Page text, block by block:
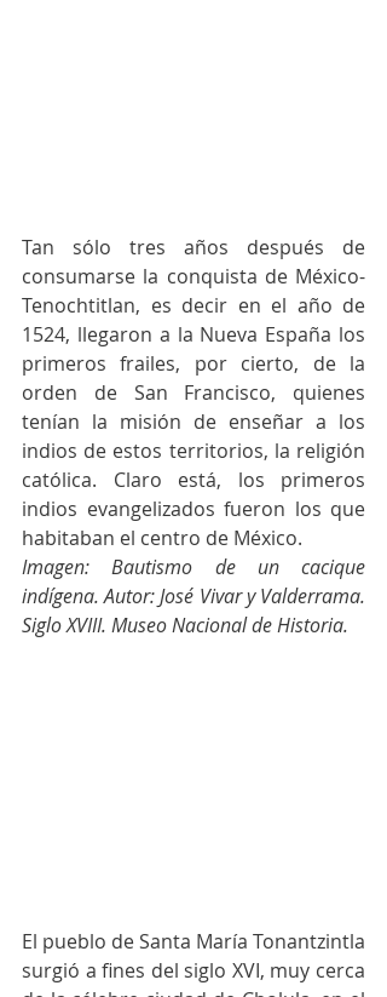
Tan sólo tres años después de
consumarse la conquista de México-
Tenochtitlan, es decir en el año de
1524, llegaron a la Nueva España los
primeros frailes, por cierto, de la
orden de San Francisco, quienes
tenían la misión de enseñar a los
indios de estos territorios, la religión
católica. Claro está, los primeros
indios evangelizados fueron los que
habitaban el centro de México.
Imagen: Bautismo de un cacique
indígena. Autor: José Vivar y Valderrama.
Siglo XVIII. Museo Nacional de Historia.
El pueblo de Santa María Tonantzintla
surgió a fines del siglo XVI, muy cerca